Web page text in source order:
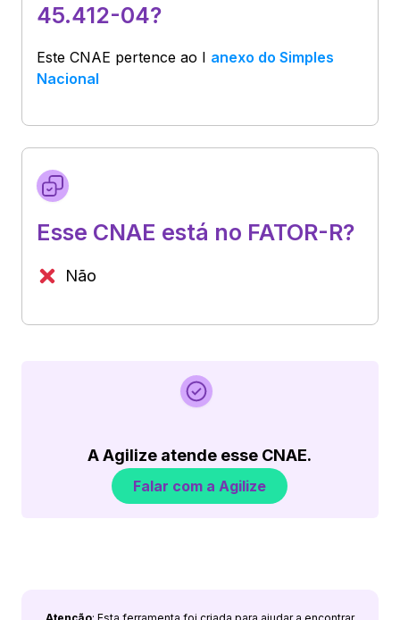
45.412-04?
Este CNAE pertence ao I anexo do Simples
Nacional
Esse CNAE está no FATOR-R?
Não
A Agilize atende esse CNAE.
Falar com a Agilize